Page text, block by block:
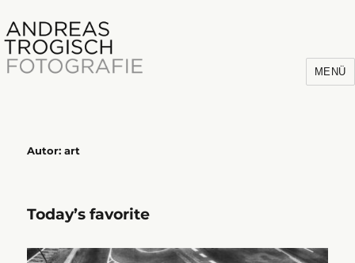
MENÜ
Autor:art
Today’s favorite